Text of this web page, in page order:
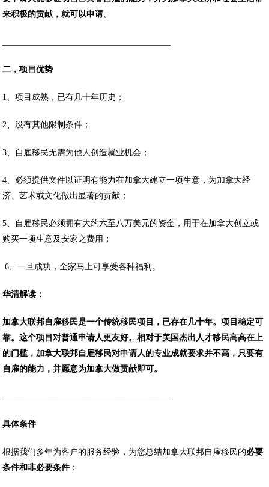
来积极的贡献，就可以申请。
二，项目优势
1、项目成熟，已有几十年历史；
2、没有其他限制条件；
3、自雇移民无需为他人创造就业机会；
4、必须提供文件以证明有能力在加拿大建立一项生意，为加拿大经
济、艺术或文化做出显著的贡献；
5、自雇移民必须拥有大约六至八万美元的资金，用于在加拿大创立或
购买一项生意及安家之费用；
6、一旦成功，全家马上可享受各种福利。
华清解读：
加拿大联邦自雇移民是一个传统移民项目，已存在几十年。项目稳定可
靠。这个项目对普通申请人更友好。相对于美国杰出人才移民高高在上
的门槛，加拿大联邦自雇移民对申请人的专业成就要求并不高，只要有
自雇的能力，并愿意为加拿大做贡献即可。
具体条件
根据我们多年为客户的服务经验，为您总结加拿大联邦自雇移民的必要
条件和非必要条件：